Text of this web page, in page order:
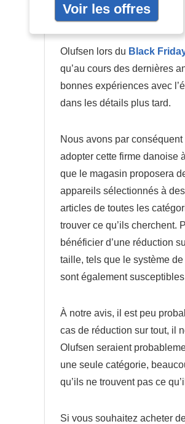
Voir les offres
Olufsen lors du Black
qu’au cours des dernières
bonnes expériences avec
dans les détails plus tard.
Nous avons par
adopter cette firme danoise
que le magasin proposera
appareils sélectionnés à
articles de toutes les
trouver ce qu’ils cherchent.
bénéficier d’une réduction
taille, tels que le système
sont également
À notre avis, il est peu
cas de réduction sur tout, il
Olufsen seraient
une seule catégorie,
qu’ils ne trouvent pas ce
Si vous souhaitez acheter